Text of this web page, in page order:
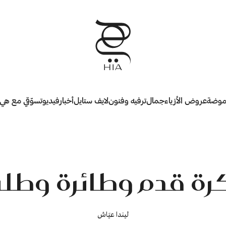
موضةعروض الأزياءجمالترفيه وفنونلايف ستايلأخبارفيديوتسوّقي مع هي
قدم وطائرة
ليندا عيَاش